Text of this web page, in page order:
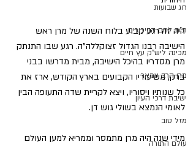
חג שבועות
ת"ת לחם הביכורים
מכינה ליש"ק עץ חיים
מרן הרב עמאר
ישיבת דרכי העיון
מזל טוב
עולם התורה
היה זה רגע קבוע בלוח השנה של מרן ראש
הישיבה רבנו הגדול זצוקללה"ה. רגע שבו התנתק
מרן מסדריו בהיכל הישיבה, מבית מדרשו בבני
ברק, משיעוריו הקבועים בארץ הקודש, ארז את
כל שנותיו ויסוריו, ויצא לקריית שדה התעופה הבין
לאומי הנמצא בשולי גוש דן.
מידי שנה היה מרן מתמסר וממריא למען העולם